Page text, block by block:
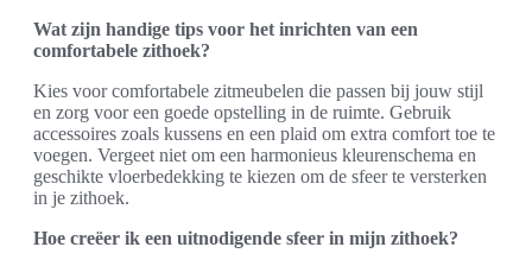
Wat zijn handige tips voor het inrichten van een
comfortabele zithoek?
Kies voor comfortabele zitmeubelen die passen bij jouw stijl
en zorg voor een goede opstelling in de ruimte. Gebruik
accessoires zoals kussens en een plaid om extra comfort toe te
voegen. Vergeet niet om een harmonieus kleurenschema en
geschikte vloerbedekking te kiezen om de sfeer te versterken
in je zithoek.
Hoe creëer ik een uitnodigende sfeer in mijn zithoek?